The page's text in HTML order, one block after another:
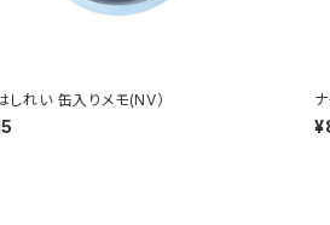
しれい 缶入りメモ(NV）